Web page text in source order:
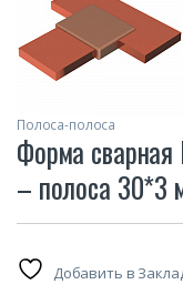
Полоса-полоса
Форма
– полоса 30*3
Добавить в